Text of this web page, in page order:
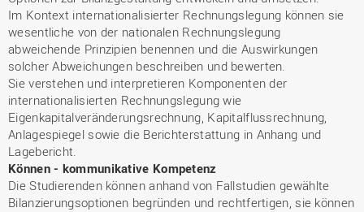
Im Kontext internationalisierter Rechnungslegung können sie
wesentliche von der nationalen Rechnungslegung
abweichende Prinzipien benennen und die Auswirkungen
solcher Abweichungen beschreiben und bewerten.
Sie verstehen und interpretieren Komponenten der
internationalisierten Rechnungslegung wie
Eigenkapitalveränderungsrechnung, Kapitalflussrechnung,
Anlagespiegel sowie die Berichterstattung in Anhang und
Lagebericht.
Können - kommunikative Kompetenz
Die Studierenden können anhand von Fallstudien gewählte
Bilanzierungsoptionen begründen und rechtfertigen, sie können